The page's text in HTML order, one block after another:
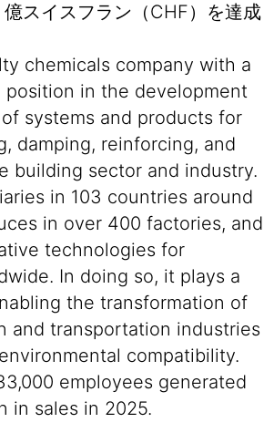
億スイスフラン（CHF）を達成
chemicals company with a
position in the development
systems and products for
damping, reinforcing, and
building sector and industry.
in 103 countries around
in over 400 factories, and
technologies for
In doing so, it plays a
the transformation of
and transportation industries
compatibility.
employees generated
in sales in 2025.